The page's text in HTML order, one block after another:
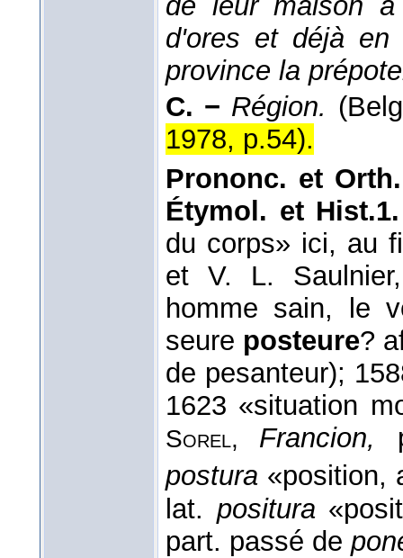
d'ores et déjà en
province la
C. − Région.
1978, p.54).
Prononc. et
Étymol. et
du corps» ici, au
et V. L.
homme sain, le
seure posteure?
de pesanteur);
1623 «situation
Sorel, Francion,
postura «position,
lat. positura
part. passé de